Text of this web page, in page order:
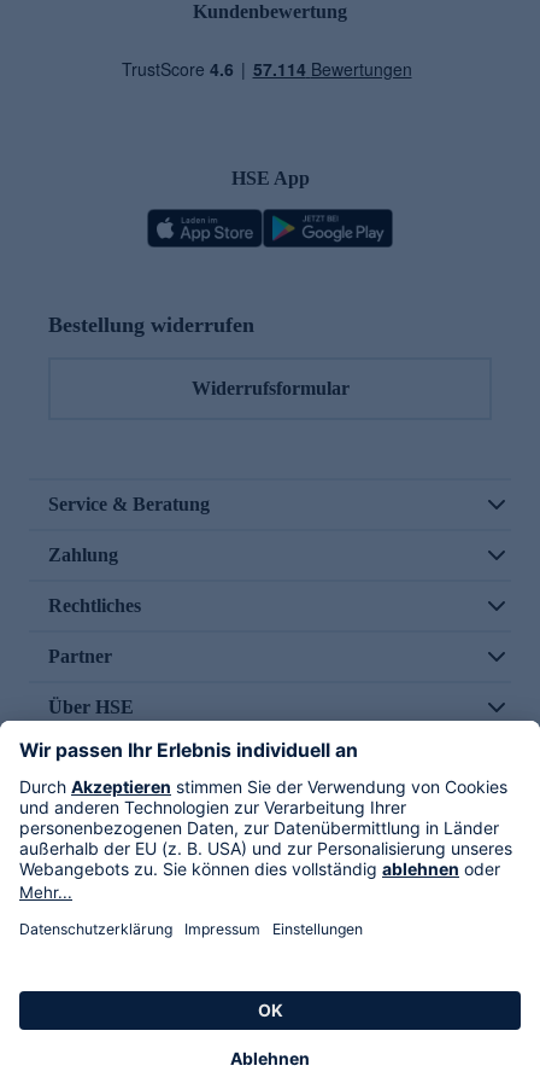
Kundenbewertung
HSE App
Bestellung widerrufen
Widerrufsformular
Service & Beratung
Zahlung
Rechtliches
Partner
Über HSE
Im TV
HSE International